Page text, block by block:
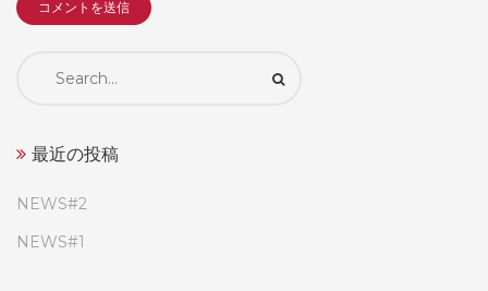
Search
最近の投稿
NEWS#2
NEWS#1